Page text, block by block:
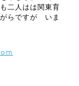
二人はは関東育
らですが いま